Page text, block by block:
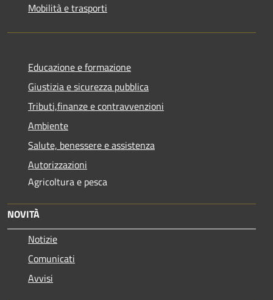
Mobilità e trasporti
Educazione e formazione
Giustizia e sicurezza pubblica
Tributi,finanze e contravvenzioni
Ambiente
Salute, benessere e assistenza
Autorizzazioni
Agricoltura e pesca
NOVITÀ
Notizie
Comunicati
Avvisi